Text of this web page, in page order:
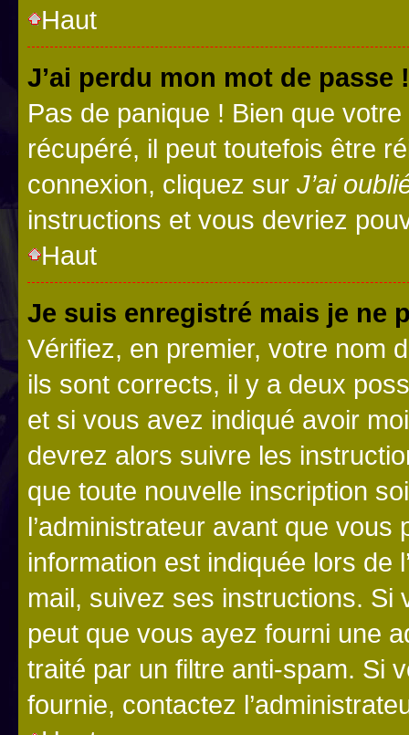
Haut
J’ai perdu mon mot de passe !
Pas de panique ! Bien que
récupéré, il peut toutefois être
connexion, cliquez sur J’ai
instructions et vous devriez
Haut
Je suis enregistré mais je ne
Vérifiez, en premier, votre nom
ils sont corrects, il y a deux
et si vous avez indiqué avoir
devrez alors suivre les
que toute nouvelle inscription
l’administrateur avant que
information est indiquée lors de
mail, suivez ses instructions. Si
peut que vous ayez fourni une
traité par un filtre anti-spam. Si
fournie, contactez